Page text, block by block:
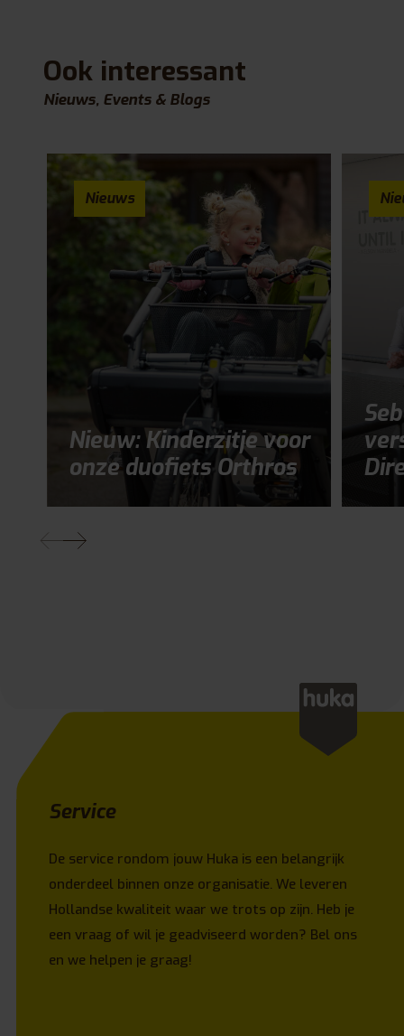
Ook interessant
Nieuws, Events & Blogs
Nieuws
Nieuw: Kinderzitje voor
onze duofiets Orthros
Service
De service rondom jouw Huka is een belangrijk
onderdeel binnen onze organisatie. We leveren
Hollandse kwaliteit waar we trots op zijn. Heb je
een vraag of wil je geadviseerd worden? Bel ons
en we helpen je graag!